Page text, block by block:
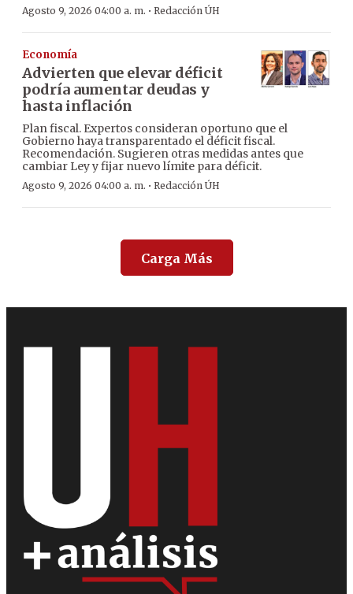
Agosto 9, 2026 04:00 a. m. · Redacción ÚH
Economía
Advierten que elevar déficit
podría aumentar deudas y
hasta inflación
Plan fiscal. Expertos consideran oportuno que el
Gobierno haya transparentado el déficit fiscal.
Recomendación. Sugieren otras medidas antes que
cambiar Ley y fijar nuevo límite para déficit.
Agosto 9, 2026 04:00 a. m. · Redacción ÚH
Carga Más